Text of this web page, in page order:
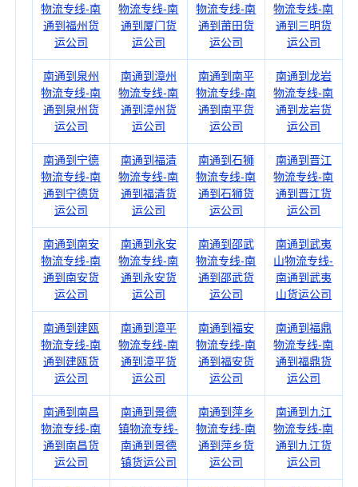
物流专线-南
通到福州货
运公司
物流专线-南
通到厦门货
运公司
物流专线-南
通到莆田货
运公司
物流专线-南
通到三明货
运公司
南通到泉州
物流专线-南
通到泉州货
运公司
南通到漳州
物流专线-南
通到漳州货
运公司
南通到南平
物流专线-南
通到南平货
运公司
南通到龙岩
物流专线-南
通到龙岩货
运公司
南通到宁德
物流专线-南
通到宁德货
运公司
南通到福清
物流专线-南
通到福清货
运公司
南通到石狮
物流专线-南
通到石狮货
运公司
南通到晋江
物流专线-南
通到晋江货
运公司
南通到南安
物流专线-南
通到南安货
运公司
南通到永安
物流专线-南
通到永安货
运公司
南通到邵武
物流专线-南
通到邵武货
运公司
南通到武夷
山物流专线-
南通到武夷
山货运公司
南通到建瓯
物流专线-南
通到建瓯货
运公司
南通到漳平
物流专线-南
通到漳平货
运公司
南通到福安
物流专线-南
通到福安货
运公司
南通到福鼎
物流专线-南
通到福鼎货
运公司
南通到南昌
物流专线-南
通到南昌货
运公司
南通到景德
镇物流专线-
南通到景德
镇货运公司
南通到萍乡
物流专线-南
通到萍乡货
运公司
南通到九江
物流专线-南
通到九江货
运公司